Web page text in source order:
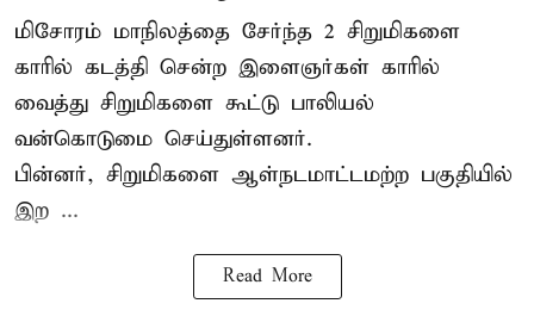
மிசோரம் மாநிலத்தை சேர்ந்த 2 சிறுமிகளை
காரில் கடத்தி சென்ற இளைஞர்கள் காரில்
வைத்து சிறுமிகளை கூட்டு பாலியல்
வன்கொடுமை செய்துள்ளனர்.
பின்னர், சிறுமிகளை ஆள்நடமாட்டமற்ற பகுதியில்
இற ...
Read More